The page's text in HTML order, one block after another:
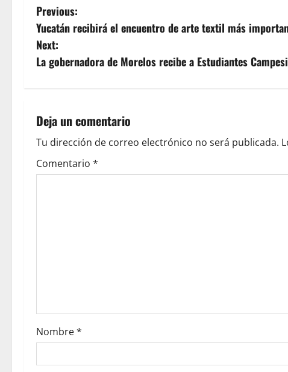
P
o
s
n
a
v
o
n
Previous:
Yucatán recibirá el encuentro de arte textil más
Next:
La gobernadora de Morelos recibe a Estudiantes
Deja un comentario
Tu dirección de correo electrónico no será publicada.
Comentario *
Nombre*